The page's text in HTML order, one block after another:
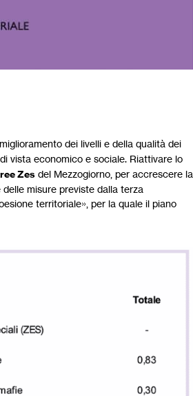
dei livelli e della qualità dei
vista economico e sociale. Riattivare lo
Zes del Mezzogiorno, per accrescere la
misure previste dalla terza
territoriale», per la quale il piano